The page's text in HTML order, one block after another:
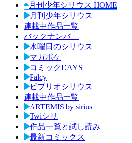
月刊少年シリウス HOME
月刊少年シリウス
連載中作品一覧
バックナンバー
水曜日のシリウス
マガポケ
コミックDAYS
Palcy
ビブリオシリウス
連載中作品一覧
ARTEMIS by sirius
Twiシリ
作品一覧と試し読み
最新コミックス